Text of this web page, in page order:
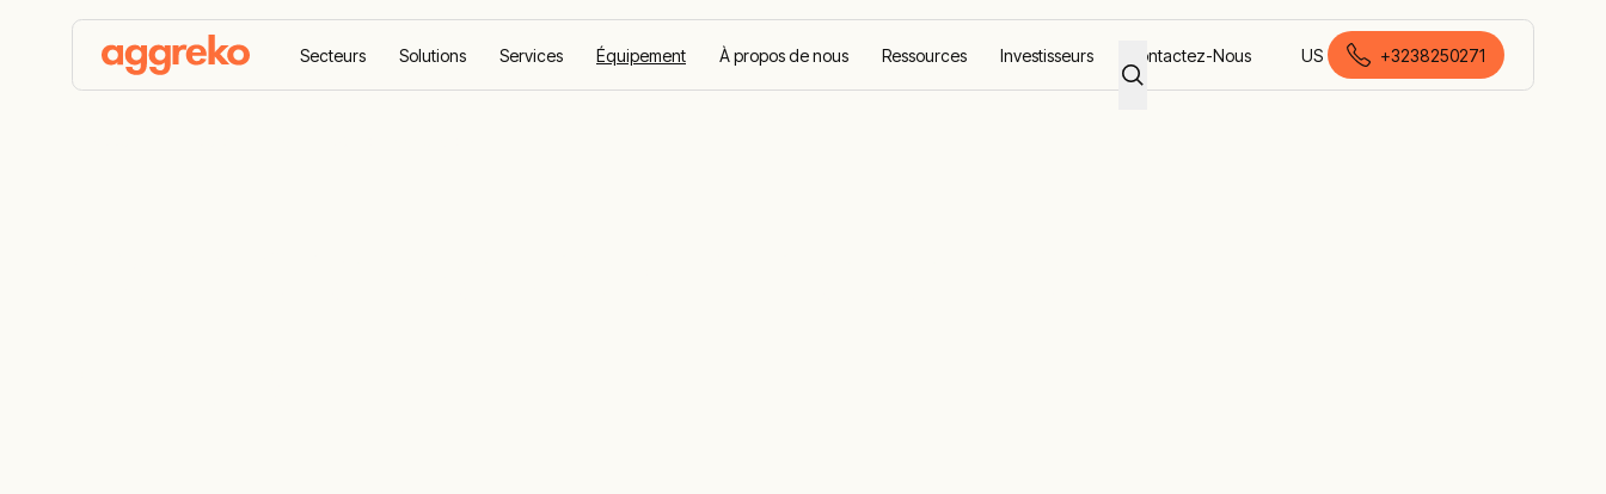
Secteurs Solutions Services Équipement À propos de nous Ressources Investisseurs Contactez-Nous US
français (Belgique)
+3238250271